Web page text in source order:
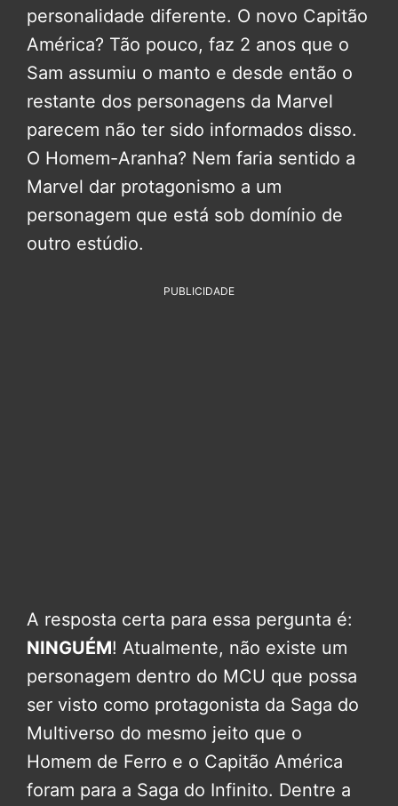
personalidade diferente. O novo Capitão
América? Tão pouco, faz 2 anos que o
Sam assumiu o manto e desde então o
restante dos personagens da Marvel
parecem não ter sido informados disso.
O Homem-Aranha? Nem faria sentido a
Marvel dar protagonismo a um
personagem que está sob domínio de
outro estúdio.
PUBLICIDADE
A resposta certa para essa pergunta é:
NINGUÉM! Atualmente, não existe um
personagem dentro do MCU que possa
ser visto como protagonista da Saga do
Multiverso do mesmo jeito que o
Homem de Ferro e o Capitão América
foram para a Saga do Infinito. Dentre a